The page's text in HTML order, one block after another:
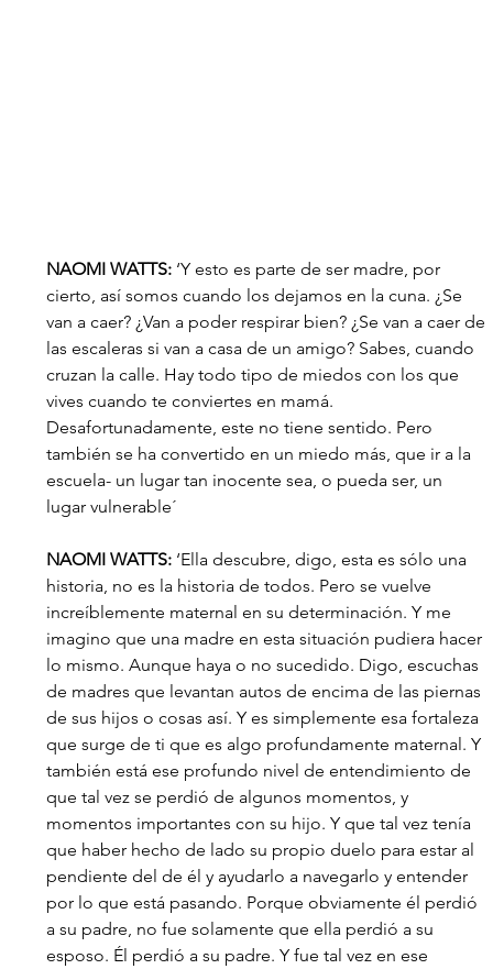
NAOMI WATTS: ‘Y esto es parte de ser madre, por
cierto, así somos cuando los dejamos en la cuna. ¿Se
van a caer? ¿Van a poder respirar bien? ¿Se van a caer de
las escaleras si van a casa de un amigo? Sabes, cuando
cruzan la calle. Hay todo tipo de miedos con los que
vives cuando te conviertes en mamá.
Desafortunadamente, este no tiene sentido. Pero
también se ha convertido en un miedo más, que ir a la
escuela- un lugar tan inocente sea, o pueda ser, un
lugar vulnerable´
NAOMI WATTS: ‘Ella descubre, digo, esta es sólo una
historia, no es la historia de todos. Pero se vuelve
increíblemente maternal en su determinación. Y me
imagino que una madre en esta situación pudiera hacer
lo mismo. Aunque haya o no sucedido. Digo, escuchas
de madres que levantan autos de encima de las piernas
de sus hijos o cosas así. Y es simplemente esa fortaleza
que surge de ti que es algo profundamente maternal. Y
también está ese profundo nivel de entendimiento de
que tal vez se perdió de algunos momentos, y
momentos importantes con su hijo. Y que tal vez tenía
que haber hecho de lado su propio duelo para estar al
pendiente del de él y ayudarlo a navegarlo y entender
por lo que está pasando. Porque obviamente él perdió
a su padre, no fue solamente que ella perdió a su
esposo. Él perdió a su padre. Y fue tal vez en ese